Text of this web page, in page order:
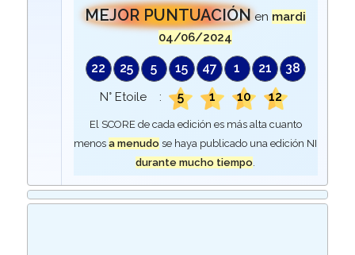
MEJOR PUNTUACIÓN en mardi
04/06/2024
22 25 5 15 47 1 21 38
N° Etoile : 5 1 10 12
El SCORE de cada edición es más alta cuanto
menosa menudo se haya publicado una edición NI
durante mucho tiempo.